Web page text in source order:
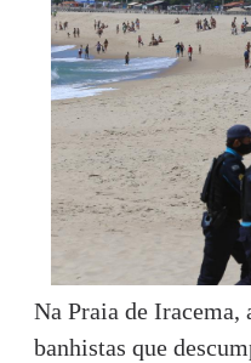
Na Praia de Iracema,
banhistas que